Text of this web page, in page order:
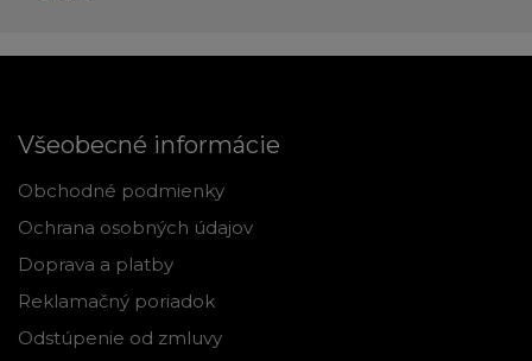
Všeobecné informácie
Obchodné podmienky
Ochrana osobných údajov
Doprava a platby
Reklamačný poriadok
Odstúpenie od zmluvy